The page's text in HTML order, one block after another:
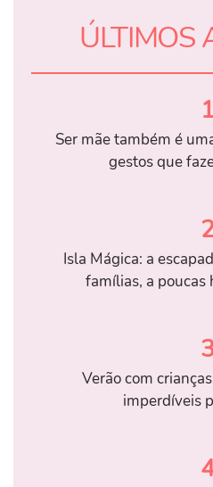
ÚLTIMOS
Ser mãe também é
gestos que
Isla Mágica: a
famílias, a poucas
Verão com
imperdíveis